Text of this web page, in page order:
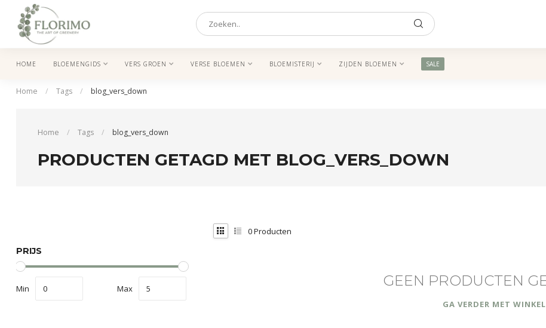
HOME BLOEMENGIDS VERS GROEN VERSE BLOEMEN BLOEMISTERIJ ZIJDEN BLOEMEN SALE
Home / Tags / blog_vers_down
Home / Tags / blog_vers_down
PRODUCTEN GETAGD MET BLOG_VERS_DOWN
PRIJS
Min Max
0Producten
GEEN PRODUCTEN
GA VERDER MET